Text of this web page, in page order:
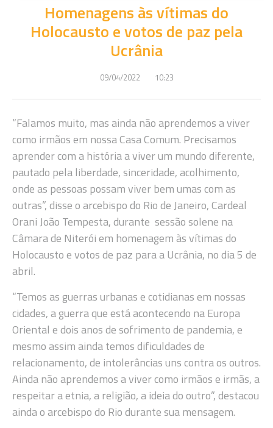
Homenagens às vítimas do
Holocausto e votos de paz pela
Ucrânia
09/04/2022 10:23
“Falamos muito, mas ainda não aprendemos a viver
como irmãos em nossa Casa Comum. Precisamos
aprender com a história a viver um mundo diferente,
pautado pela liberdade, sinceridade, acolhimento,
onde as pessoas possam viver bem umas com as
outras”, disse o arcebispo do Rio de Janeiro, Cardeal
Orani João Tempesta, durante sessão solene na
Câmara de Niterói em homenagem às vítimas do
Holocausto e votos de paz para a Ucrânia, no dia 5 de
abril.
“Temos as guerras urbanas e cotidianas em nossas
cidades, a guerra que está acontecendo na Europa
Oriental e dois anos de sofrimento de pandemia, e
mesmo assim ainda temos dificuldades de
relacionamento, de intolerâncias uns contra os outros.
Ainda não aprendemos a viver como irmãos e irmãs, a
respeitar a etnia, a religião, a ideia do outro”, destacou
ainda o arcebispo do Rio durante sua mensagem.